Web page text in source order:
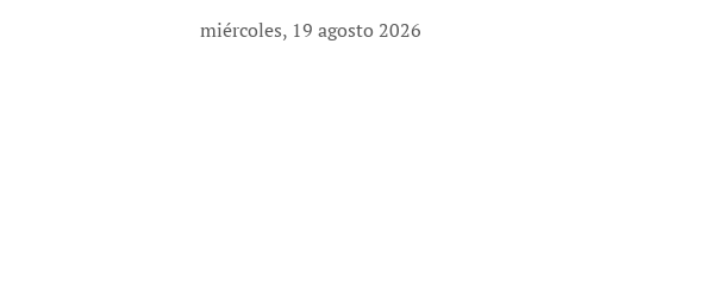
miércoles, 19 agosto 2026